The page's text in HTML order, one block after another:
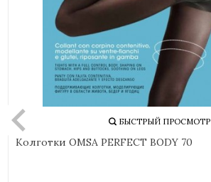
БЫСТРЫЙ ПРОСМОТР
Колготки OMSA PERFECT BODY 70